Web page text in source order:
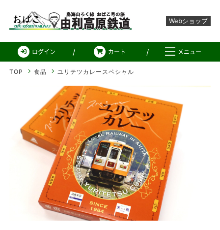
Webショップ
ログイン カート メニュー
TOP 食品 ユリテツカレースペシャル